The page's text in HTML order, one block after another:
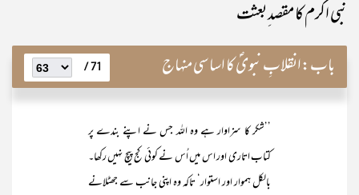
نبی اکرم کا مقصد ِبعثت
باب:انقلابِ نبویؐ کا اساسی منہاج 71 /
’’شکر کا سزاوار ہے وہ اللہ جس نے اپنے بندے پر
کتاب اتاری اور اس میں اُس نے کوئی کج پیچ نہیں رکھا۔
بالکل ہموار اور استوار‘ تاکہ وہ اپنی جانب سے جھٹلانے